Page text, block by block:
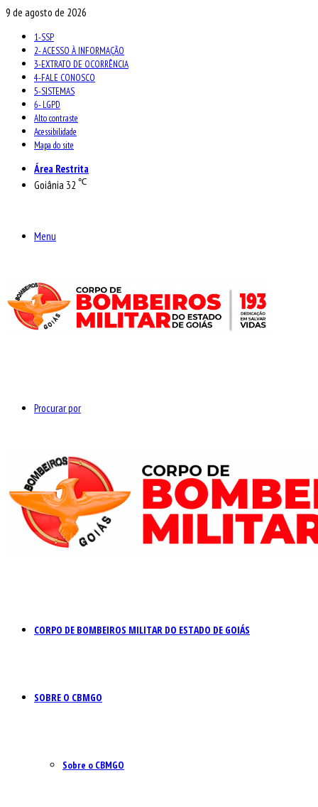
9 de agosto de 2026
1-SSP
2- ACESSO À INFORMAÇÃO
3-EXTRATO DE OCORRÊNCIA
4-FALE CONOSCO
5-SISTEMAS
6- LGPD
Alto contraste
Acessibilidade
Mapa do site
Área Restrita
Goiânia 32 ℃
Menu
Procurar por
CORPO DE BOMBEIROS MILITAR DO ESTADO DE GOIÁS
SOBRE O CBMGO
Sobre o CBMGO